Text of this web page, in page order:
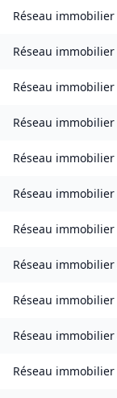
Réseau immobilier
Réseau immobilier
Réseau immobilier
Réseau immobilier
Réseau immobilier
Réseau immobilier
Réseau immobilier
Réseau immobilier
Réseau immobilier
Réseau immobilier
Réseau immobilier